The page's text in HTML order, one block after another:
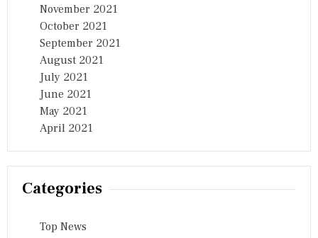
November 2021
October 2021
September 2021
August 2021
July 2021
June 2021
May 2021
April 2021
Categories
Top News